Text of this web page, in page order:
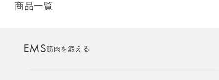
商品一覧
EMS筋肉を鍛える